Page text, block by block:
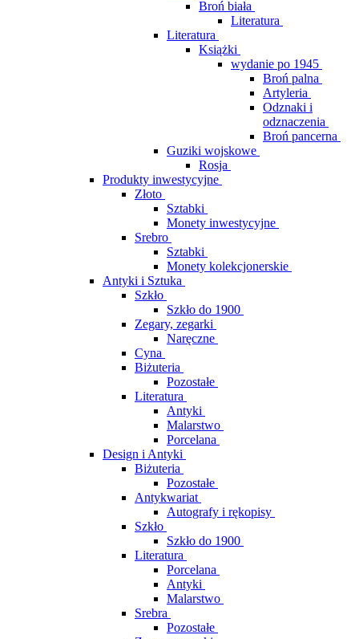
Broń biała
Literatura
Literatura
Książki
wydanie po 1945
Broń palna
Artyleria
Odznaki i
odznaczenia
Broń pancerna
Guziki wojskowe
Rosja
Produkty inwestycyjne
Złoto
Sztabki
Monety inwestycyjne
Srebro
Sztabki
Monety kolekcjonerskie
Antyki i Sztuka
Szkło
Szkło do 1900
Zegary, zegarki
Naręczne
Cyna
Biżuteria
Pozostałe
Literatura
Antyki
Malarstwo
Porcelana
Design i Antyki
Biżuteria
Pozostałe
Antykwariat
Autografy i rękopisy
Szkło
Szkło do 1900
Literatura
Porcelana
Antyki
Malarstwo
Srebra
Pozostałe